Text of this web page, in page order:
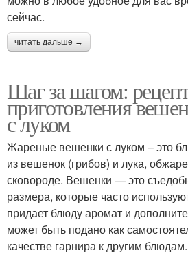
сейчас.
читать дальше →
Шаг за шагом: рецепт
приготовления
с луком
Жареные вешенки с луком – это
из вешенок (грибов) и лука,
сковороде. Вешенки — это
размера, которые часто
придает блюду аромат и
может быть подано как
качестве гарнира к другим блюдам.